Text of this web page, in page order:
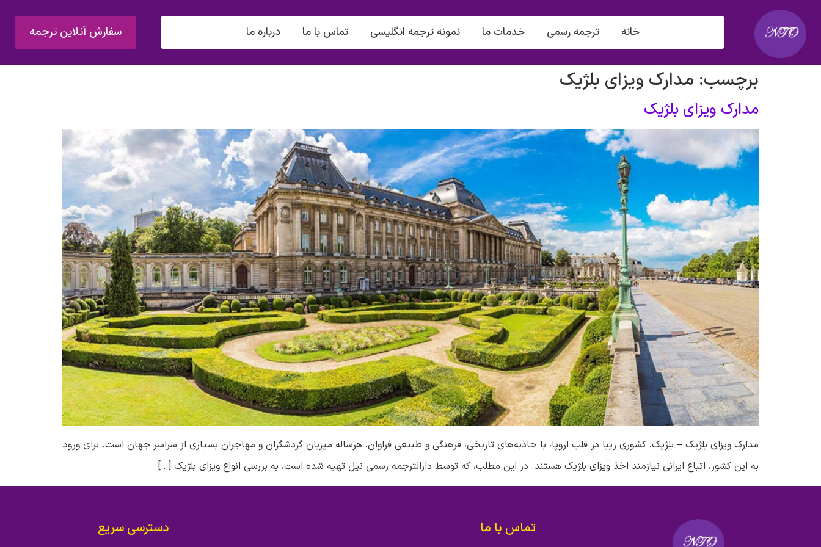
خانه ترجمه رسمی خدمات ما نمونه ترجمه انگلیسی تماس با ما درباره ما سفارش آنلاین ترجمه
برچسب: مدارک ویزای بلژیک
مدارک ویزای بلژیک
مدارک ویزای بلژیک – بلژیک، کشوری زیبا در قلب اروپا، با جاذبه‌های تاریخی، فرهنگی و طبیعی فراوان، هرساله میزبان گردشگران و مهاجران بسیاری از سراسر جهان است. برای ورود
به این کشور، اتباع ایرانی نیازمند اخذ ویزای بلژیک هستند. در این مطلب، که توسط دارالترجمه رسمی نیل تهیه شده است، به بررسی انواع ویزای بلژیک […]
تماس با ما دسترسی سریع